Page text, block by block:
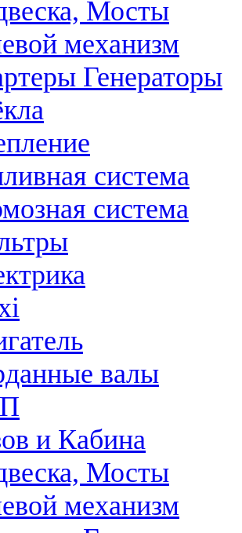
Мосты
механизм
Генераторы
система
система
валы
и Кабина
Мосты
механизм